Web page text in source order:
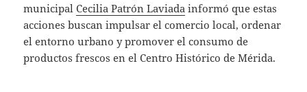
municipalCecilia Patrón Laviada informó que estas
acciones buscan impulsar el comercio local, ordenar
el entorno urbano y promover el consumo de
productos frescos en el Centro Histórico de Mérida.